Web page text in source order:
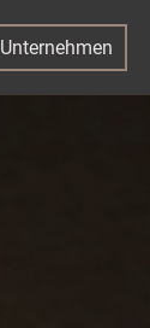
Unternehmen